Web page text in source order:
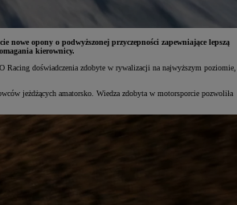
opony o podwyższonej przyczepności zapewniające lepszą
kierownicy.
Racing doświadczenia zdobyte w rywalizacji na najwyższym poziomie,
jeżdżących amatorsko. Wiedza zdobyta w motorsporcie pozwoliła